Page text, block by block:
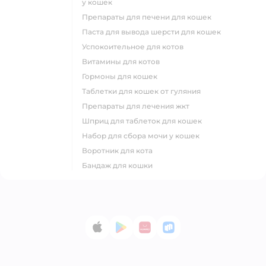
у кошек
препараты для печени для кошек
паста для вывода шерсти для кошек
успокоительное для котов
витамины для котов
гормоны для кошек
таблетки для кошек от гуляния
препараты для лечения жкт
шприц для таблеток для кошек
набор для сбора мочи у кошек
воротник для кота
бандаж для кошки
App StoreGoogle Play
AppGallery
RuStore